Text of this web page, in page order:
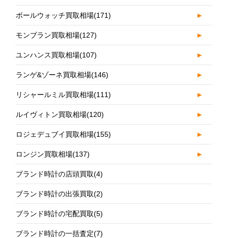
ボールウォッチ買取相場(171) ►
モンブラン買取相場(127) ►
ユンハンス買取相場(107) ►
ランゲ&ゾーネ買取相場(146) ►
リシャールミル買取相場(111) ►
ルイヴィトン買取相場(120) ►
ロジェデュブイ買取相場(155) ►
ロンジン買取相場(137) ►
ブランド時計の店頭買取(4)
ブランド時計の出張買取(2)
ブランド時計の宅配買取(5)
ブランド時計の一括査定(7)